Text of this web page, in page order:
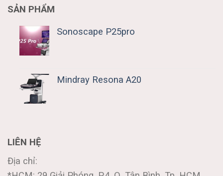
SẢN PHẨM
Sonoscape P25pro
Mindray Resona A20
LIÊN HỆ
Địa chỉ: